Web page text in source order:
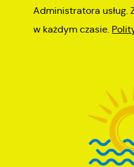
Administratora usług.
w każdym czasie.